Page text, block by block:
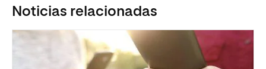
Noticias relacionadas